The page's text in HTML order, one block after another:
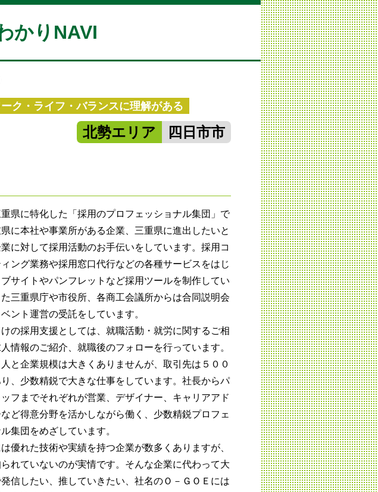
かりNAVI
ーク・ライフ・バランスに理解がある
北勢エリア 四日市市
県に特化した「採用のプロフェッショナル集団」で
に本社や事業所がある企業、三重県に進出したいと
に対して採用活動のお手伝いをしています。採用コ
ング業務や採用窓口代行などの各種サービスをはじ
サイトやパンフレットなど採用ツールを制作してい
た三重県庁や市役所、各商工会議所からは合同説明会
ント運営の受託をしています。
の採用支援としては、就職活動・就労に関するご相
情報のご紹介、就職後のフォローを行っています。
と企業規模は大きくありませんが、取引先は５００
、少数精鋭で大きな仕事をしています。社長からパ
フまでそれぞれが営業、デザイナー、キャリアアド
ど得意分野を活かしながら働く、少数精鋭プロフェ
集団をめざしています。
優れた技術や実績を持つ企業が数多くありますが、
れていないのが実情です。そんな企業に代わって大
信したい、推していきたい、社名のＯ－ＧＯＥには